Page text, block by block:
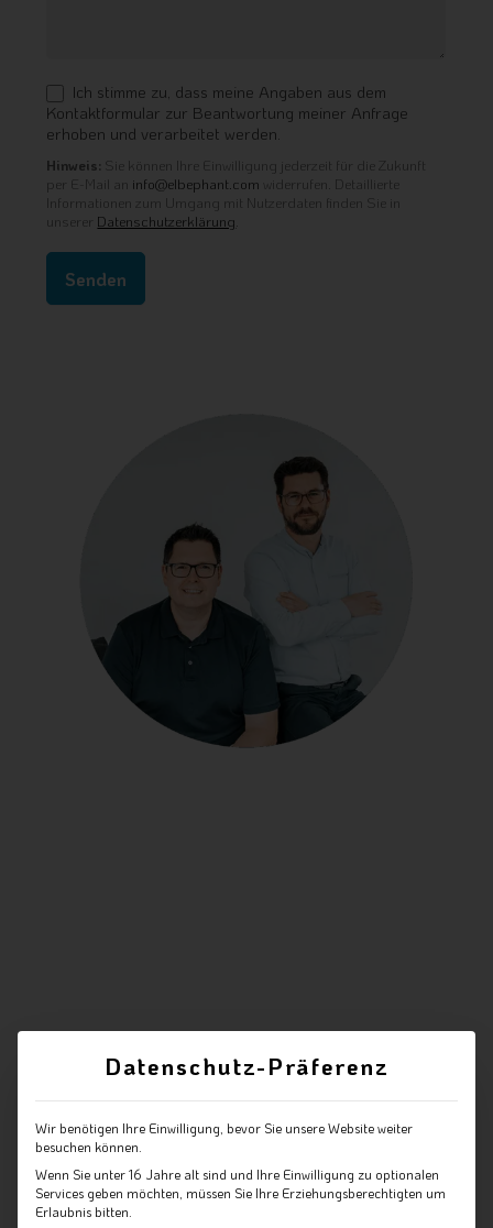
Ich stimme zu, dass meine Angaben aus dem
Kontaktformular zur Beantwortung meiner Anfrage
erhoben und verarbeitet werden.
Hinweis: Sie können Ihre Einwilligung jederzeit für die Zukunft
per E-Mail an info@elbephant.com widerrufen. Detaillierte
Informationen zum Umgang mit Nutzerdaten finden Sie in
unserer Datenschutzerklärung.
Datenschutz-Präferenz
Wir benötigen Ihre Einwilligung, bevor Sie unsere Website weiter
besuchen können.
Wenn Sie unter 16 Jahre alt sind und Ihre Einwilligung zu optionalen
Services geben möchten, müssen Sie Ihre Erziehungsberechtigten um
Erlaubnis bitten.